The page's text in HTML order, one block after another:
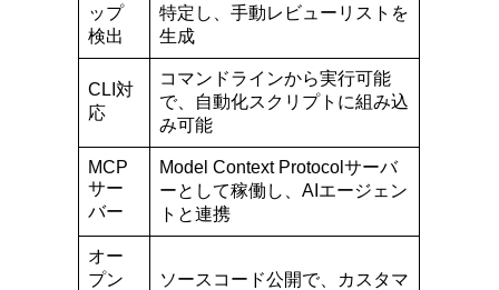
ップ
検出
特定し、手動レビューリストを
生成
CLI対
応
コマンドラインから実行可能
で、自動化スクリプトに組み込
み可能
MCP
サー
バー
Model Context Protocolサーバ
ーとして稼働し、AIエージェン
トと連携
オー
プン
ソースコード公開で、カスタマ